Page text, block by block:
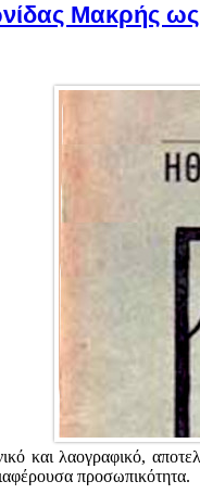
Μακρής
και λαογραφικό,
προσωπικότητα.